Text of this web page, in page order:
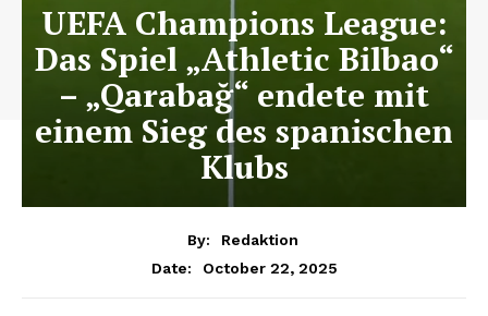
UEFA Champions League:
Das Spiel „Athletic Bilbao“
– „Qarabağ“ endete mit
einem Sieg des spanischen
Klubs
By:
Redaktion
Date:
October 22, 2025